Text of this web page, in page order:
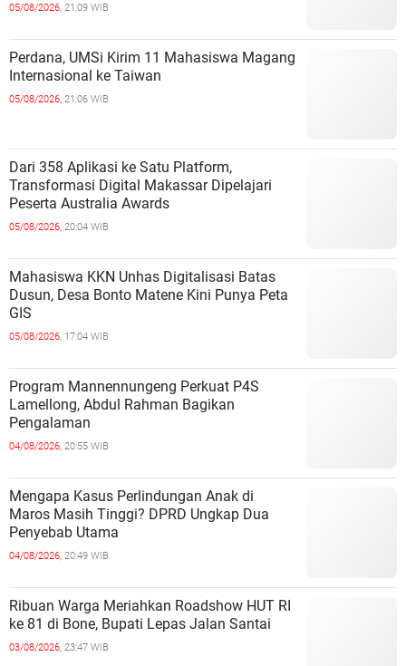
05/08/2026, 21:09 WIB
Perdana, UMSi Kirim 11 Mahasiswa Magang
Internasional ke Taiwan
05/08/2026, 21:06 WIB
Dari 358 Aplikasi ke Satu Platform,
Transformasi Digital Makassar Dipelajari
Peserta Australia Awards
05/08/2026, 20:04 WIB
Mahasiswa KKN Unhas Digitalisasi Batas
Dusun, Desa Bonto Matene Kini Punya Peta
GIS
05/08/2026, 17:04 WIB
Program Mannennungeng Perkuat P4S
Lamellong, Abdul Rahman Bagikan
Pengalaman
04/08/2026, 20:55 WIB
Mengapa Kasus Perlindungan Anak di
Maros Masih Tinggi? DPRD Ungkap Dua
Penyebab Utama
04/08/2026, 20:49 WIB
Ribuan Warga Meriahkan Roadshow HUT RI
ke 81 di Bone, Bupati Lepas Jalan Santai
03/08/2026, 23:47 WIB